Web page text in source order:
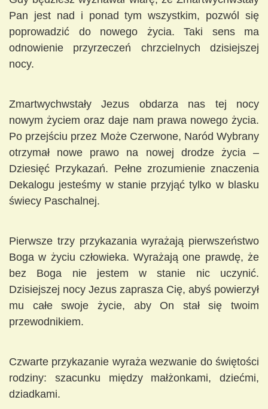
Pan jest nad i ponad tym wszystkim, pozwól się
poprowadzić do nowego życia. Taki sens ma
odnowienie przyrzeczeń chrzcielnych dzisiejszej
nocy.
Zmartwychwstały Jezus obdarza nas tej nocy
nowym życiem oraz daje nam prawa nowego życia.
Po przejściu przez Może Czerwone, Naród Wybrany
otrzymał nowe prawo na nowej drodze życia –
Dziesięć Przykazań. Pełne zrozumienie znaczenia
Dekalogu jesteśmy w stanie przyjąć tylko w blasku
świecy Paschalnej.
Pierwsze trzy przykazania wyrażają pierwszeństwo
Boga w życiu człowieka. Wyrażają one prawdę, że
bez Boga nie jestem w stanie nic uczynić.
Dzisiejszej nocy Jezus zaprasza Cię, abyś powierzył
mu całe swoje życie, aby On stał się twoim
przewodnikiem.
Czwarte przykazanie wyraża wezwanie do świętości
rodziny: szacunku między małżonkami, dziećmi,
dziadkami.